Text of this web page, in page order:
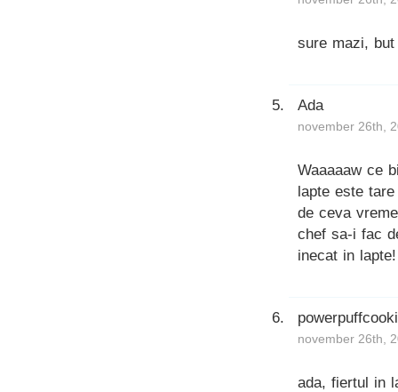
sure mazi,
Ada
november 26th,
Waaaaaw ce
lapte este
de ceva
chef sa-i fac
inecat in
november 26th,
ada, fiertul in